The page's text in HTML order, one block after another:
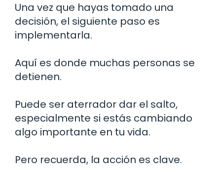
Una vez que hayas tomado una
decisión, el siguiente paso es
implementarla.
Aquí es donde muchas personas se
detienen.
Puede ser aterrador dar el salto,
especialmente si estás cambiando
algo importante en tu vida.
Pero recuerda, la acción es clave.